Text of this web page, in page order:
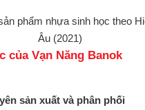
phẩm nhựa sinh học theo
Âu (2021)
của Vạn Năng Banok
sản xuất và phân phối